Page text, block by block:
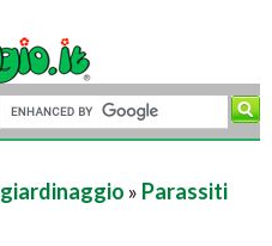
giardinaggio » Parassiti